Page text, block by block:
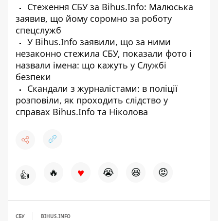
Стеження СБУ за Bihus.Info: Малюська
заявив, що йому соромно за роботу
спецслужб
У Bihus.Info заявили, що за ними
незаконно стежила СБУ, показали фото і
назвали імена: що кажуть у Службі
безпеки
Скандали з журналістами: в поліції
розповіли, як проходить слідство у
справах Bihus.Info та Ніколова
👍 🔥 ♥ 😭 😆 😡
СБУ BIHUS.INFO